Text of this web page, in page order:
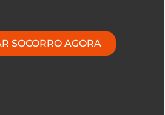
SOCORRO AGORA